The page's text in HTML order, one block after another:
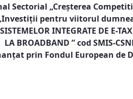
Sectorial „Creşterea
pentru viitorul
INTEGRATE DE E-
LA BROADBAND ” cod SMIS-
prin Fondul European de